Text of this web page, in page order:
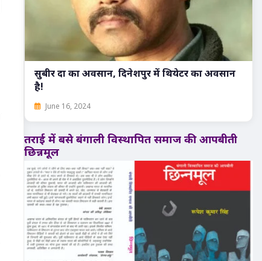
सुबीर दा का अवसान, दिनेशपुर में थियेटर का अवसान
है!
June 16, 2024
तराई में बसे बंगाली विस्थापित समाज की आपबीती
छिन्नमूल